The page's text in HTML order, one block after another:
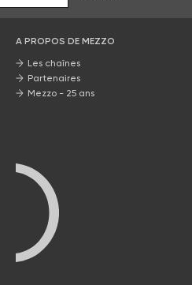
A PROPOS DE MEZZO
Les chaînes
Partenaires
Mezzo - 25 ans